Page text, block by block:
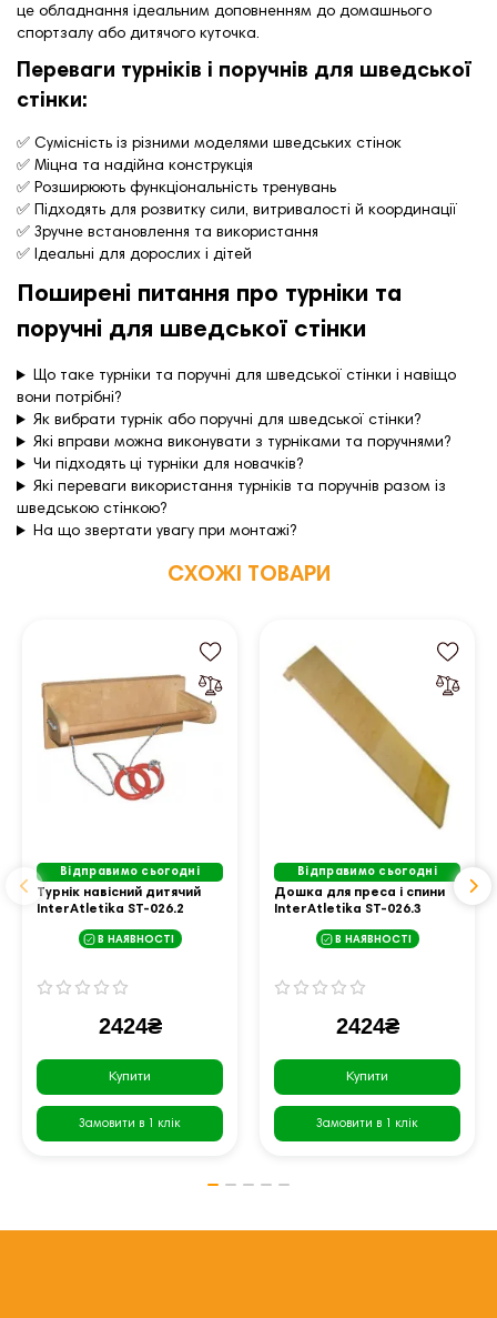
це обладнання ідеальним доповненням до домашнього
спортзалу або дитячого куточка.
Переваги турніків і поручнів для шведської
стінки:
✅ Сумісність із різними моделями шведських стінок
✅ Міцна та надійна конструкція
✅ Розширюють функціональність тренувань
✅ Підходять для розвитку сили, витривалості й координації
✅ Зручне встановлення та використання
✅ Ідеальні для дорослих і дітей
Поширені питання про турніки та
поручні для шведської стінки
Що таке турніки та поручні для шведської стінки і навіщо
вони потрібні?
Як вибрати турнік або поручні для шведської стінки?
Які вправи можна виконувати з турніками та поручнями?
Чи підходять ці турніки для новачків?
Які переваги використання турніків та поручнів разом із
шведською стінкою?
На що звертати увагу при монтажі?
СХОЖІ ТОВАРИ
Відправимо сьогодні
Турнік навісний дитячий
InterAtletika ST-026.2
В НАЯВНОСТІ
2424₴
Купити
Замовити в 1 клік
Відправимо сьогодні
Дошка для преса і спини
InterAtletika ST-026.3
В НАЯВНОСТІ
2424₴
Купити
Замовити в 1 клік